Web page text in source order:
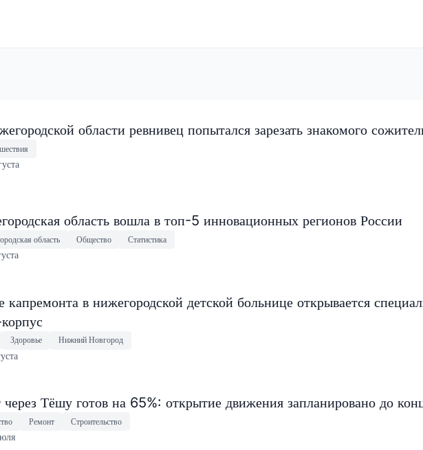
области ревнивец попытался зарезать знакомого
область вошла в топ-5 инновационных регионов России
область Общество Статистика
капремонта в нижегородской детской больнице открывается
Здоровье Нижний Новгород
Тёшу готов на 65%: открытие движения запланировано до
Ремонт Строительство